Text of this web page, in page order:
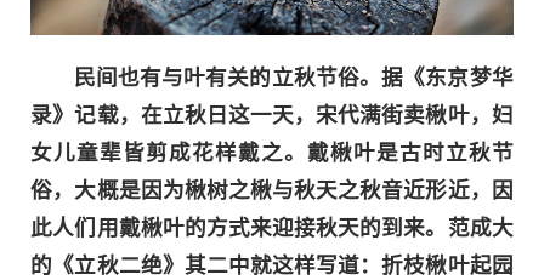
民间也有与叶有关的立秋节俗。据《东京梦华
录》记载，在立秋日这一天，宋代满街卖楸叶，妇
女儿童辈皆剪成花样戴之。戴楸叶是古时立秋节
俗，大概是因为楸树之楸与秋天之秋音近形近，因
此人们用戴楸叶的方式来迎接秋天的到来。范成大
的《立秋二绝》其二中就这样写道：折枝楸叶起园